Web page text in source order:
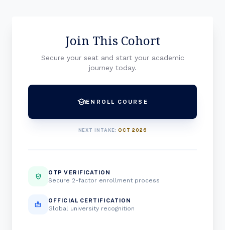
Join This Cohort
Secure your seat and start your academic
journey today.
schoolENROLL COURSE
NEXT INTAKE:OCT 2026
verified_user OTP VERIFICATION
Secure 2-factor enrollment process
badge OFFICIAL CERTIFICATION
Global university recognition